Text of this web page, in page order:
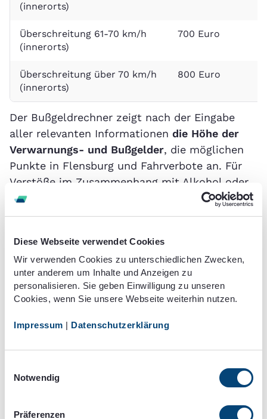
Diese Webseite verwendet Cookies
Wir verwenden Cookies zu unterschiedlichen Zwecken,
unter anderem um Inhalte und Anzeigen zu
personalisieren. Sie geben Einwilligung zu unseren
Cookies, wenn Sie unsere Webseite weiterhin nutzen.
Impressum | Datenschutzerklärung
Notwendig
Präferenzen
(innerorts)
Überschreitung 61-70 km/h
(innerorts)
700 Euro
Überschreitung über 70 km/h
(innerorts)
800 Euro
Der Bußgeldrechner zeigt nach der Eingabe
aller relevanten Informationen die Höhe der
Verwarnungs- und Bußgelder, die möglichen
Punkte in Flensburg und Fahrverbote an. Für
Verstöße im Zusammenhang mit Alkohol oder
einem zu geringen Abstand gibt es meist
separate Bußgeldrechner.
Wie zuverlässig
sind die
Bußgeldrechner?
Es handelt sich normalerweise um private
einbinden. Diese sind auch für die Pflege und
Aktualität der Bußgeldrechner verantwortlich.
Oft bieten die Plattformen zusätzlich